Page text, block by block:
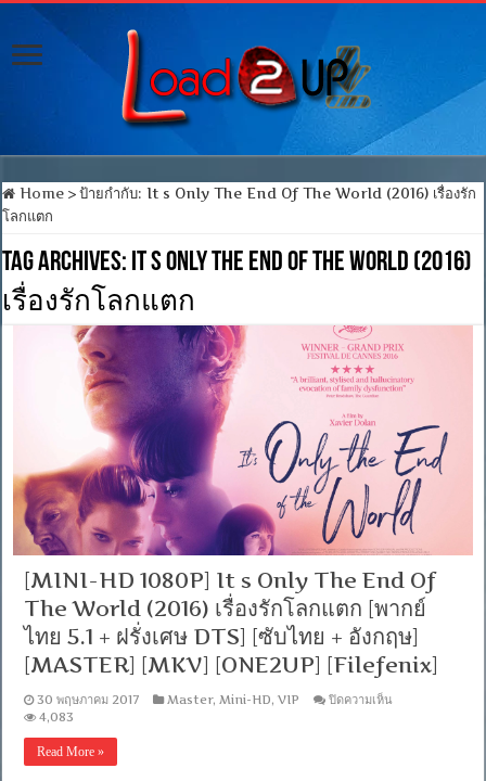
Home > ป้ายกำกับ:It s Only The End Of The World (2016) เรื่องรัก
โลกแตก
Tag Archives: It s Only The End Of The World (2016)
เรื่องรักโลกแตก
[MINI-HD 1080P] It s Only The End Of
The World (2016) เรื่องรักโลกแตก [พากย์
ไทย 5.1 + ฝรั่งเศษ DTS] [ซับไทย + อังกฤษ]
[MASTER] [MKV] [ONE2UP] [Filefenix]
30 พฤษภาคม 2017 Master, Mini-HD,VIP ปิดความเห็น
4,083
Read More »